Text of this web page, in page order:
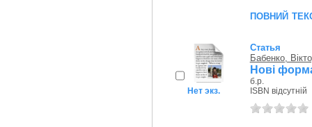
повний
Нет экз.
Статья
Бабенко,
Нові
б.р.
ISBN відсутній